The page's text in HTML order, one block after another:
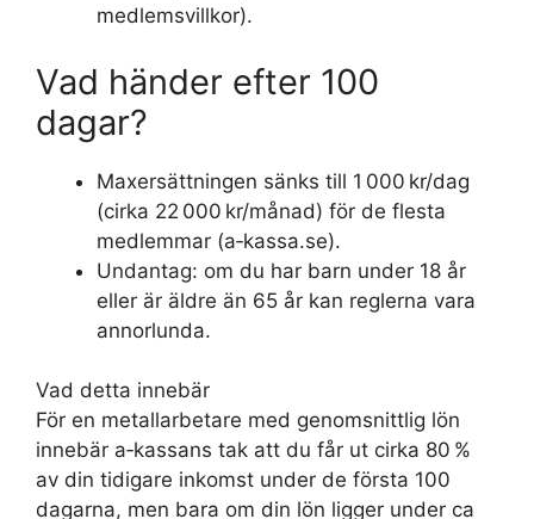
medlemsvillkor).
Vad händer efter 100
dagar?
Maxersättningen sänks till 1 000 kr/dag
(cirka 22 000 kr/månad) för de flesta
medlemmar (a‑kassa.se).
Undantag: om du har barn under 18 år
eller är äldre än 65 år kan reglerna vara
annorlunda.
Vad detta innebär
För en metallarbetare med genomsnittlig lön
innebär a‑kassans tak att du får ut cirka 80 %
av din tidigare inkomst under de första 100
dagarna, men bara om din lön ligger under ca